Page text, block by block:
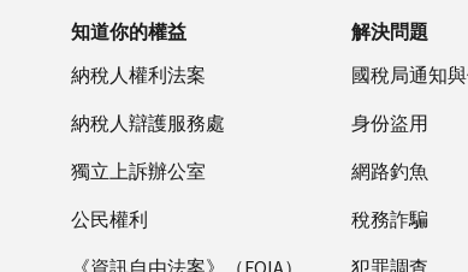
知道你的權益
納稅人權利法案
納稅人辯護服務處
獨立上訴辦公室
公民權利
解決問題
國稅局通知
身份盜用
網路釣魚
稅務詐騙